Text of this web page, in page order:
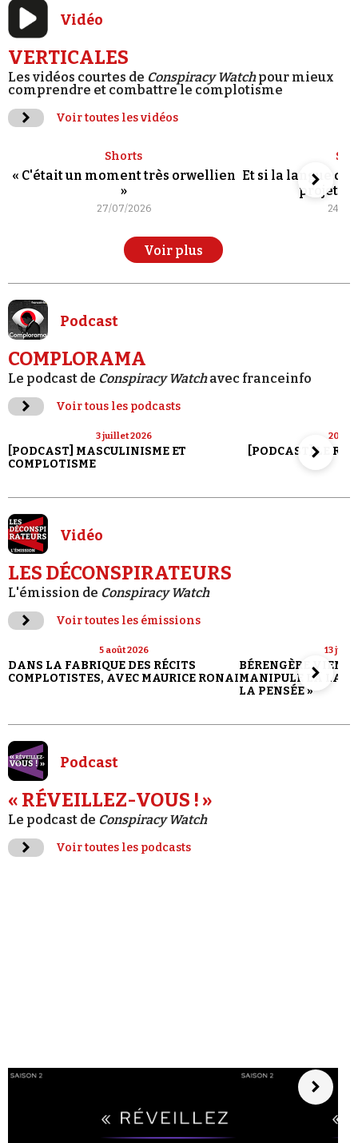
Vidéo
VERTICALES
Les vidéos courtes de Conspiracy Watchpour mieux
comprendre et combattre le complotisme
Voir toutes les vidéos
Shorts
« C'était un moment très orwellien
»
27/07/2026
Et si la langue de
projet
24/
Voir plus
Podcast
COMPLORAMA
Le podcast de Conspiracy Watchavec franceinfo
Voir tous les podcasts
3 juillet 2026
[PODCAST] MASCULINISME ET
COMPLOTISME
20
[PODCAST] LE
Vidéo
LES DÉCONSPIRATEURS
L'émission de Conspiracy Watch
Voir toutes les émissions
5 août 2026
DANS LA FABRIQUE DES RÉCITS
COMPLOTISTES, AVEC MAURICE RONAI
13
BÉRENGÈRE
MANIPULE LA
LA PENSÉE »
Podcast
« RÉVEILLEZ-VOUS ! »
Le podcast de Conspiracy Watch
Voir toutes les podcasts